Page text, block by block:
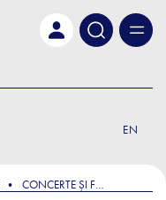
EN
CONCERTE ȘI FESTIVALURI